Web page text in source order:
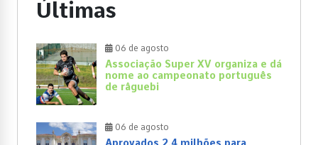
Últimas
06 de agosto
Associação Super XV organiza e dá
nome ao campeonato português
de râguebi
06 de agosto
Aprovados 2,4 milhões para